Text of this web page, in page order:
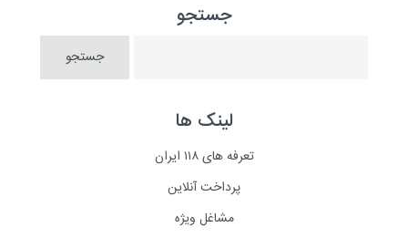
جستجو
لینک ها
تعرفه های ۱۱۸ ایران
پرداخت آنلاین
مشاغل ویژه